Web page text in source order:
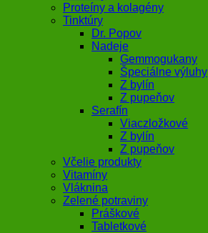
Proteíny a kolagény
Tinktúry
Dr. Popov
Nadeje
Gemmogukany
Špeciálne výluhy
Z bylín
Z pupeňov
Serafín
Viaczložkové
Z bylín
Z pupeňov
Včelie produkty
Vitamíny
Vláknina
Zelené potraviny
Práškové
Tabletkové